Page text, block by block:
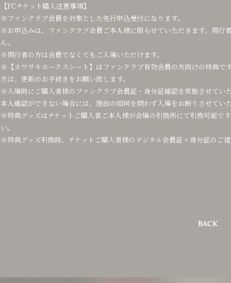
【FCチケット購入注意事項】
※ファンクラブ会員を対象とした先行申込受付になります。
※お申込みは、ファンクラブ会員ご本人様に限らせていただきます。同行
ん。
※同行者の方は会員でなくてもご入場いただけます。
※【カワサキホークスシート】はファンクラブ有効会員の方向けの特典で
方は、更新のお手続きをお願い致します。
※入場時にご購入者様のファンクラブ会員証・身分証確認を実施させていた
本人確認ができない場合には、理由の如何を問わず入場をお断りさせていた
※特典グッズはチケットご購入者ご本人様が会場の引換所にて引換可能で
い。
※特典グッズ引換時、チケットご購入者様のデジタル会員証＋身分証のご提
BACK